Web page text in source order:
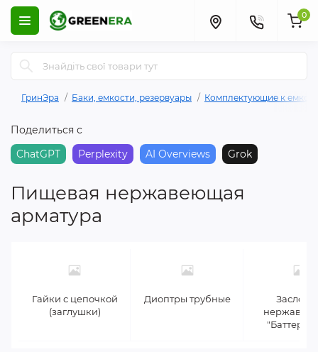
0
ГринЭра Баки, емкости, резервуары Комплектующие к
Поделиться с
ChatGPT
Perplexity AI Overviews Grok
Пищевая нержавеющая
арматура
Гайки с цепочкой
(заглушки)
Диоптры трубные